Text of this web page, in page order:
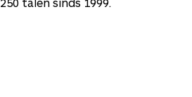
250 talen sinds 1999.